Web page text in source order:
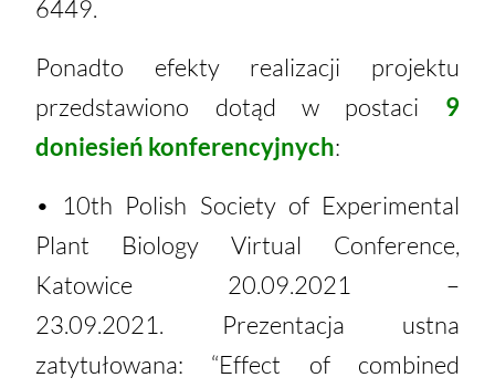
6449.
Ponadto efekty realizacji projektu
przedstawiono dotąd w postaci 9
doniesień konferencyjnych:
• 10th Polish Society of Experimental
Plant Biology Virtual Conference,
Katowice 20.09.2021 –
23.09.2021. Prezentacja ustna
zatytułowana: “Effect of combined